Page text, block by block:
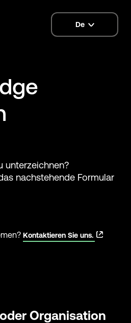
language
De
unterzeichnen?
nachstehende Formular
Kontaktieren Sie uns.
Organisation